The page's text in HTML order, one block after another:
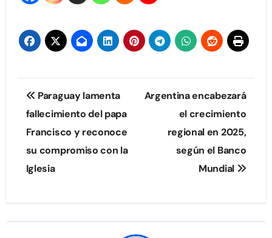
Navegación
de
entradas
Paraguay lamenta
fallecimiento del papa
Francisco y reconoce
su compromiso con la
Iglesia
Argentina encabezará
el crecimiento
regional en 2025,
según el Banco
Mundial